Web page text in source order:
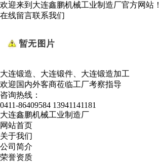
欢迎来到大连鑫鹏机械工业制造厂官方网站！
在线留言联系我们
大连锻造、大连锻件、大连锻造加工
欢迎国内外客商莅临工厂考察指导
咨询热线：
0411-86409584 13941141181
大连鑫鹏机械工业制造厂
网站首页
关于我们
公司简介
荣誉资质